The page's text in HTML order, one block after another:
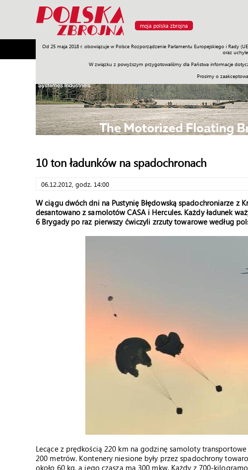
moja polska zbrojna
Od 25 maja 2018 r. obowiązuje w Polsce Rozporządzenie Parlamentu Europejskiego i Rady
oraz
W związku z powyższym przygotowaliśmy dla Państwa informacje
Prosimy o
Armia Poligon Sprzęt Misje Polityka Prawo Świat
10 ton ładunków na spadochronach
06.12.2012, godz. 14:00
W ciągu dwóch dni na Pustynię Błędowską spadochroniarze z
desantowano z samolotów CASA i Hercules. Każdy ładunek
6 Brygady po raz pierwszy ćwiczyli zrzuty towarowe według
Lecące z prędkością 220 km na godzinę samoloty transportowe
200 metrów. Kontenery niesione były przez spadochrony
około 60 kg, a jego czasza ma 300 mkw. Każdy z 700-